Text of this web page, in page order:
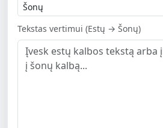
Tekstas vertimui (Estų → Šonų)